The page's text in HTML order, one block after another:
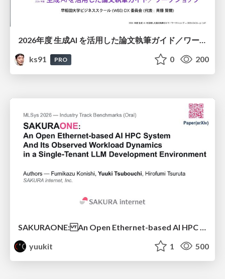
2026年度 生成AI を活用した論文執筆ガイド／ワークショップ / 2026 Academic Year Guide to Writing Papers Using Generative AI - Workshop
ks91
PRO 0 200
yuukit
1 500